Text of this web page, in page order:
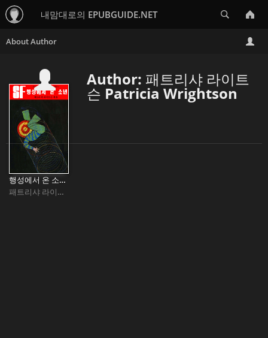
내맘대로의 EPUBGUIDE.NET
Author: 패트리샤 라이트
슨 Patricia Wrightson
행성에서 온 소년 Down To Earth
패트리샤 라이트슨 Patricia Wrightson